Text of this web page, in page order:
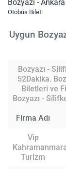
Bozyazı - Ankara
Otobüs Bileti
Uygun
Bozyazı -
52Dakika.
Biletleri ve
Bozyazı -
Firma Adı
Vip
Turizm